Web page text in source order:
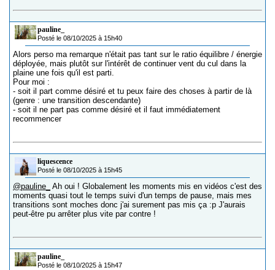
pauline_
Posté le 08/10/2025 à 15h40
Alors perso ma remarque n'était pas tant sur le ratio équilibre / énergie
déployée, mais plutôt sur l'intérêt de continuer vent du cul dans la
plaine une fois qu'il est parti.
Pour moi :
- soit il part comme désiré et tu peux faire des choses à partir de là
(genre : une transition descendante)
- soit il ne part pas comme désiré et il faut immédiatement
recommencer
liquescence
Posté le 08/10/2025 à 15h45
@pauline_
Ah oui ! Globalement les moments mis en vidéos c'est des
moments quasi tout le temps suivi d'un temps de pause, mais mes
transitions sont moches donc j'ai surement pas mis ça :p J'aurais
peut-être pu arrêter plus vite par contre !
pauline_
Posté le 08/10/2025 à 15h47